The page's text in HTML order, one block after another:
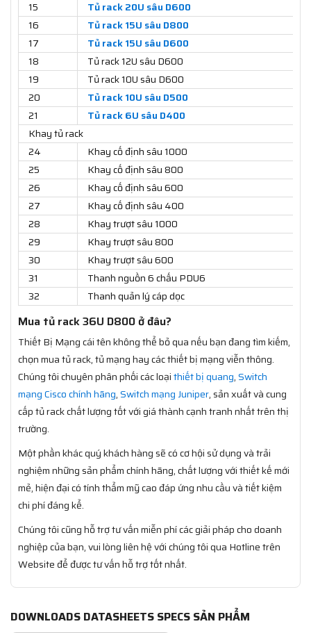
15
Tủ rack 20U sâu D600
16
Tủ rack 15U sâu D800
17
Tủ rack 15U sâu D600
18
Tủ rack 12U sâu D600
19
Tủ rack 10U sâu D600
20
Tủ rack 10U sâu D500
21
Tủ rack 6U sâu D400
Khay tủ rack
24
Khay cố định sâu 1000
25
Khay cố định sâu 800
26
Khay cố định sâu 600
27
Khay cố định sâu 400
28
Khay trượt sâu 1000
29
Khay trượt sâu 800
30
Khay trượt sâu 600
31
Thanh nguồn 6 chấu PDU6
32
Thanh quản lý cáp dọc
Mua tủ rack 36U D800 ở đâu?
Thiết Bị Mạng cái tên không thể bỏ qua nếu bạn đang tìm kiếm,
chọn mua tủ rack, tủ mạng hay các thiết bị mạng viễn thông.
Chúng tôi chuyên phân phối các loạithiết bị quang,Switch
mạng Cisco chính hãng,Switch mạng Juniper, sản xuất và cung
cấp tủ rack chất lượng tốt với giá thành cạnh tranh nhất trên thị
trường.
Một phần khác quý khách hàng sẽ có cơ hội sử dụng và trải
nghiệm những sản phẩm chính hãng, chất lượng với thiết kế mới
mẻ, hiện đại có tính thẩm mỹ cao đáp ứng nhu cầu và tiết kiệm
chi phí đáng kể.
Chúng tôi cũng hỗ trợ tư vấn miễn phí các giải pháp cho doanh
nghiệp của bạn, vui lòng liên hệ với chúng tôi qua Hotline trên
Website để được tư vấn hỗ trợ tốt nhất.
DOWNLOADS DATASHEETS SPECS SẢN PHẨM